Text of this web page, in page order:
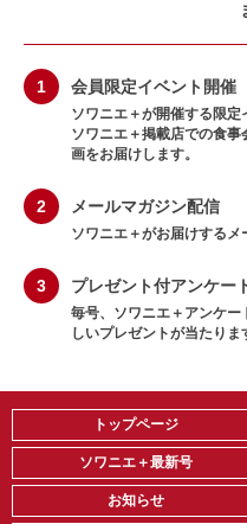
1 会員限定イベント開催
ソワニエ＋が開催する限定
ソワニエ＋掲載店での食
画をお届けします。
2 メールマガジン配信
ソワニエ＋がお届けするメ
3 プレゼント付アンケー
毎号、ソワニエ＋アンケ
しいプレゼントが当たりま
トップページ
ソワニエ＋最新号
お知らせ